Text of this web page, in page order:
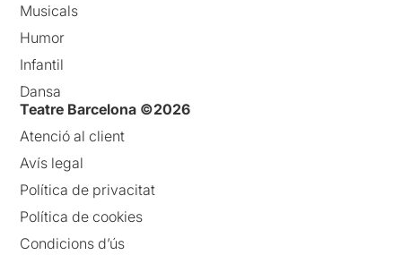
Musicals
Humor
Infantil
Dansa
Teatre Barcelona ©2026
Atenció al client
Avís legal
Política de privacitat
Política de cookies
Condicions d’ús